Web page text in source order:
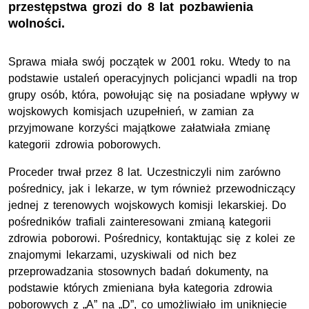
przestępstwa grozi do 8 lat pozbawienia
wolności.
Sprawa miała swój początek w 2001 roku. Wtedy to na
podstawie ustaleń operacyjnych policjanci wpadli na trop
grupy osób, która, powołując się na posiadane wpływy w
wojskowych komisjach uzupełnień, w zamian za
przyjmowane korzyści majątkowe załatwiała zmianę
kategorii zdrowia poborowych.
Proceder trwał przez 8 lat. Uczestniczyli nim zarówno
pośrednicy, jak i lekarze, w tym również przewodniczący
jednej z terenowych wojskowych komisji lekarskiej. Do
pośredników trafiali zainteresowani zmianą kategorii
zdrowia poborowi. Pośrednicy, kontaktując się z kolei ze
znajomymi lekarzami, uzyskiwali od nich bez
przeprowadzania stosownych badań dokumenty, na
podstawie których zmieniana była kategoria zdrowia
poborowych z „A” na „D”, co umożliwiało im uniknięcie